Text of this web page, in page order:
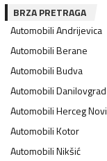
BRZA PRETRAGA
AutomobiliAndrijevica
AutomobiliBerane
AutomobiliBudva
AutomobiliDanilovgrad
AutomobiliHerceg Novi
AutomobiliKotor
AutomobiliNikšić